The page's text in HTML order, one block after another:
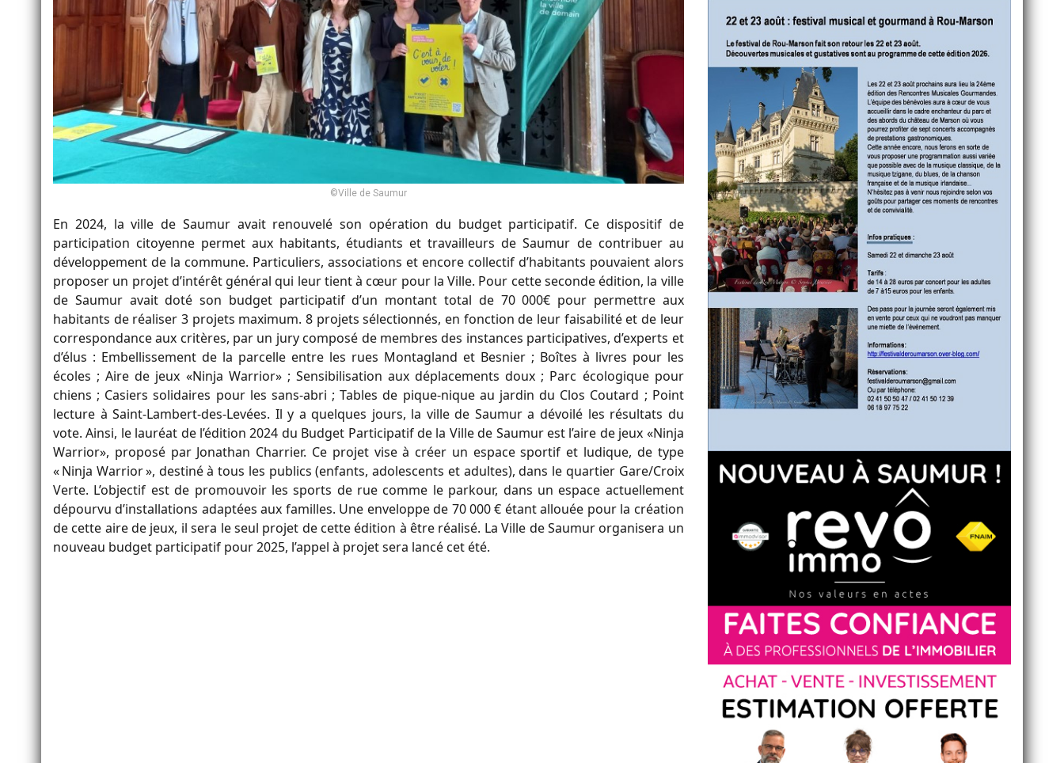
©Ville de Saumur
En 2024, la ville de Saumur avait renouvelé son opération du budget participatif. Ce dispositif de
participation citoyenne permet aux habitants, étudiants et travailleurs de Saumur de contribuer au
développement de la commune. Particuliers, associations et encore collectif d’habitants pouvaient alors
proposer un projet d’intérêt général qui leur tient à cœur pour la Ville. Pour cette seconde édition, la ville
de Saumur avait doté son budget participatif d’un montant total de 70 000€ pour permettre aux
habitants de réaliser 3 projets maximum. 8 projets sélectionnés, en fonction de leur faisabilité et de leur
correspondance aux critères, par un jury composé de membres des instances participatives, d’experts et
d’élus : Embellissement de la parcelle entre les rues Montagland et Besnier ; Boîtes à livres pour les
écoles ; Aire de jeux «Ninja Warrior» ; Sensibilisation aux déplacements doux ; Parc écologique pour
chiens ; Casiers solidaires pour les sans-abri ; Tables de pique-nique au jardin du Clos Coutard ; Point
lecture à Saint-Lambert-des-Levées. Il y a quelques jours, la ville de Saumur a dévoilé les résultats du
vote. Ainsi, le lauréat de l’édition 2024 du Budget Participatif de la Ville de Saumur est l’aire de jeux «Ninja
Warrior», proposé par Jonathan Charrier. Ce projet vise à créer un espace sportif et ludique, de type
« Ninja Warrior », destiné à tous les publics (enfants, adolescents et adultes), dans le quartier Gare/Croix
Verte. L’objectif est de promouvoir les sports de rue comme le parkour, dans un espace actuellement
dépourvu d’installations adaptées aux familles. Une enveloppe de 70 000 € étant allouée pour la création
de cette aire de jeux, il sera le seul projet de cette édition à être réalisé. La Ville de Saumur organisera un
nouveau budget participatif pour 2025, l’appel à projet sera lancé cet été.